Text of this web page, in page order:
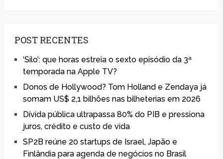
POST RECENTES
‘Silo’: que horas estreia o sexto episódio da 3ª
temporada na Apple TV?
Donos de Hollywood? Tom Holland e Zendaya já
somam US$ 2,1 bilhões nas bilheterias em 2026
Dívida pública ultrapassa 80% do PIB e pressiona
juros, crédito e custo de vida
SP2B reúne 20 startups de Israel, Japão e
Finlândia para agenda de negócios no Brasil